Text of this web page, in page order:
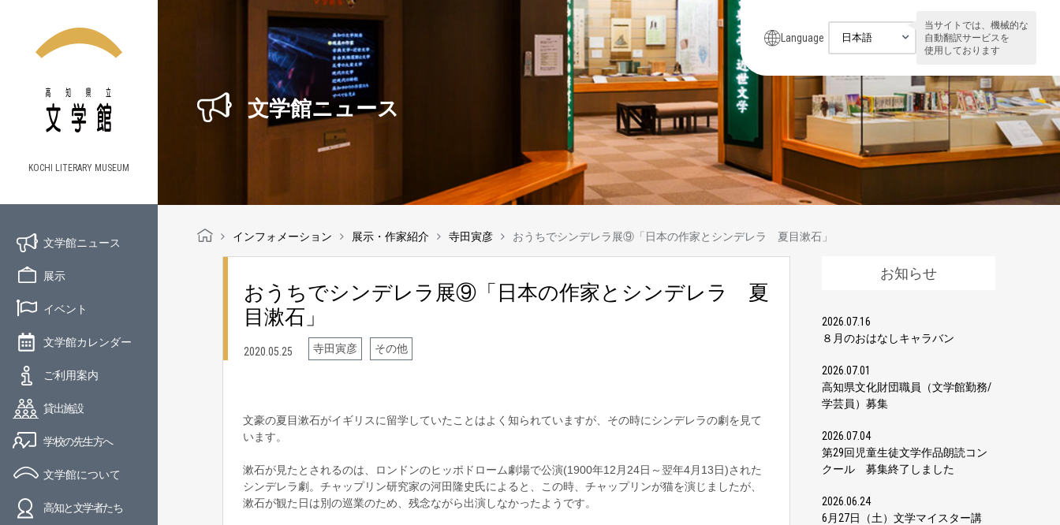
KOCHI LITERARY MUSEUM
文学館ニュース
展示
イベント
文学館カレンダー
ご利用案内
貸出施設
学校の先生方へ
文学館について
高知と文学者たち
Language
当サイトでは、機械的な
自動翻訳サービスを
使用しております
文学館ニュース
インフォメーション 展示・作家紹介 寺田寅彦 おうちでシンデレラ展⑨「日本の作家とシンデレラ 夏目漱石」
おうちでシンデレラ展⑨「日本の作家とシンデレラ 夏
目漱石」
2020.05.25 寺田寅彦 その他
文豪の夏目漱石がイギリスに留学していたことはよく知られていますが、その時にシンデレラの劇を見て
います。
漱石が見たとされるのは、ロンドンのヒッポドローム劇場で公演(1900年12月24日～翌年4月13日)された
シンデレラ劇。チャップリン研究家の河田隆史氏によると、この時、チャップリンが猫を演じましたが、
漱石が観た日は別の巡業のため、残念ながら出演しなかったようです。
お知らせ
2026.07.16
８月のおはなしキャラバン
2026.07.01
高知県文化財団職員（文学館勤務/
学芸員）募集
2026.07.04
第29回児童生徒文学作品朗読コン
クール 募集終了しました
2026.06.24
6月27日（土）文学マイスター講